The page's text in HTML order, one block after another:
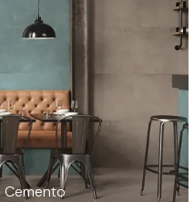
Cemento